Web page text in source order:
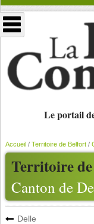
Le portail
Territoire
Canton de
Accueil/ Territoire de Belfort/
Delle